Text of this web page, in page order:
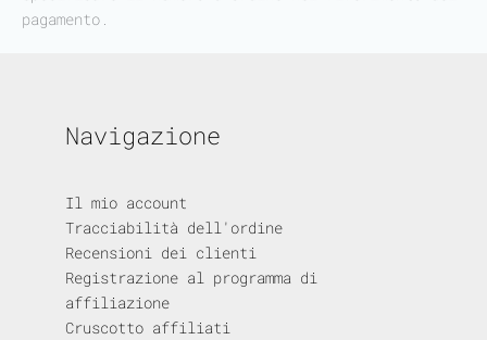
pagamento.
Navigazione
Il mio account
Tracciabilità dell'ordine
Recensioni dei clienti
Registrazione al programma di
affiliazione
Cruscotto affiliati